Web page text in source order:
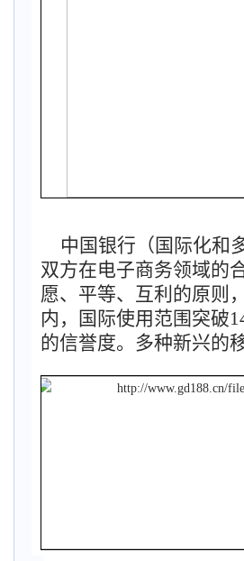
中国银行（国际化和
双方在电子商务领域的
愿、平等、互利的原则
内，国际使用范围突破
的信誉度。多种新兴的